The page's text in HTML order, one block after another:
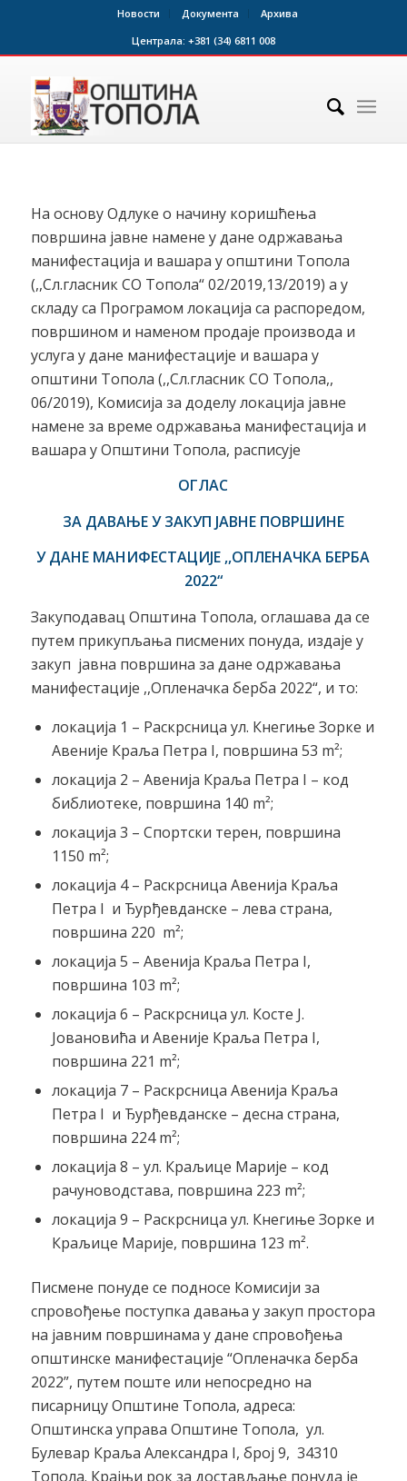
Новости Документа
Архива
Централа: +381 (34) 6811 008
На основу Одлуке о начину коришћења
површина јавне намене у дане одржавања
манифестација и вашара у општини Топола
(,,Сл.гласник СО Топола“ 02/2019,13/2019) а у
складу са Програмом локација са распоредом,
површином и наменом продаје производа и
услуга у дане манифестације и вашара у
општини Топола (,,Сл.гласник СО Топола,,
06/2019), Комисија за доделу локација јавне
намене за време одржавања манифестација и
вашара у Општини Топола, расписује
ОГЛАС
ЗА ДАВАЊЕ У ЗАКУП ЈАВНЕ ПОВРШИНЕ
У ДАНЕ МАНИФЕСТАЦИЈЕ ,,ОПЛЕНАЧКА БЕРБА
2022“
Закуподавац Општина Топола, оглашава да се
путем прикупљања писмених понуда, издајe у
закуп јавнa површинa за дане одржавања
манифестације ,,Опленачка берба 2022“, и то:
локација 1 – Раскрсница ул. Кнегиње Зорке и
Авеније Краља Петра I, површина 53 m²;
локација 2 – Авенија Краља Петра I – код
библиотеке, површина 140 m²;
локација 3 – Спортски терен, површина
1150 m²;
локација 4 – Раскрсница Авенија Краља
Петра I и Ђурђевданске – лева страна,
површина 220 m²;
локација 5 – Авенија Краља Петра I,
површина 103 m²;
локација 6 – Раскрсница ул. Косте Ј.
Јовановића и Авеније Краља Петра I,
површина 221 m²;
локација 7 – Раскрсница Авенија Краља
Петра I и Ђурђевданске – десна страна,
површина 224 m²;
локација 8 – ул. Краљице Марије – код
рачуноводстава, површина 223 m²;
локација 9 – Раскрсница ул. Кнегиње Зорке и
Краљице Марије, површина 123 m².
Писмене понуде се подносе Комисији за
спровођење поступка давања у закуп простора
на јавним површинама у дане спровођења
општинске манифестације “Опленачка берба
2022”, путем поште или непосредно на
писарницу Општине Топола, адреса:
Општинска управа Општине Топола, ул.
Булевар Краља Александра I, број 9, 34310
Топола. Крајњи рок за достављање понуда је